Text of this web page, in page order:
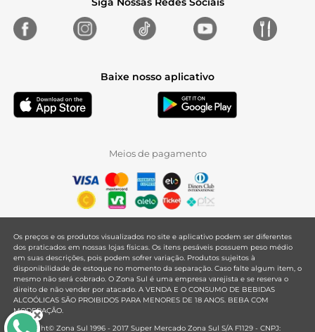
Baixe nosso aplicativo
Meios de pagamento
Os preços e os produtos visualizados no site e aplicativo podem ser diferentes
dos praticados em nossas lojas físicas. Os itens pesáveis possuem peso médio
em suas descrições, pois podem sofrer variação. Produtos sujeitos à
disponibilidade de estoque no momento da separação. Caso falte algum item, o
mesmo não será cobrado. O Zona Sul é uma empresa varejista e se reserva o
direito de não vender por atacado. A VENDA E O CONSUMO DE BEBIDAS
ALCOÓLICAS SÃO PROIBIDOS PARA MENORES DE 18 ANOS. BEBA COM
MODERAÇÃO.
Copyright© Zona Sul 1996 - 2017 Super Mercado Zona Sul S/A F1129 - CNPJ: